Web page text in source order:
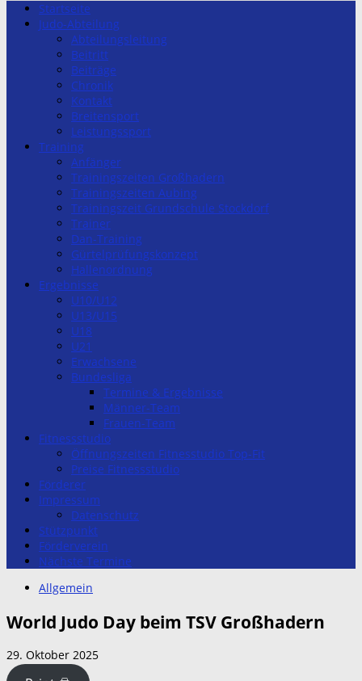
Startseite
Judo-Abteilung
Abteilungsleitung
Beitritt
Beiträge
Chronik
Kontakt
Breitensport
Leistungssport
Training
Anfänger
Trainingszeiten Großhadern
Trainingszeiten Aubing
Trainingszeit Grundschule Stockdorf
Trainer
Dan-Training
Gürtelprüfungskonzept
Hallenordnung
Ergebnisse
U10/U12
U13/U15
U18
U21
Erwachsene
Bundesliga
Termine & Ergebnisse
Männer-Team
Frauen-Team
Fitnessstudio
Öffnungszeiten Fitnesstudio Top-Fit
Preise Fitnessstudio
Förderer
Impressum
Datenschutz
Stützpunkt
Förderverein
Nächste Termine
Allgemein
World Judo Day beim TSV Großhadern
29. Oktober 2025